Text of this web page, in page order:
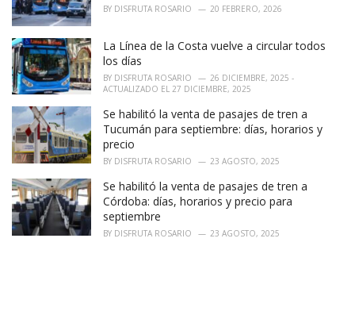
BY DISFRUTA ROSARIO 20 FEBRERO, 2026
La Línea de la Costa vuelve a circular todos
los días
BY DISFRUTA ROSARIO
26 DICIEMBRE, 2025 -
ACTUALIZADO EL 27 DICIEMBRE, 2025
Se habilitó la venta de pasajes de tren a
Tucumán para septiembre: días, horarios y
precio
BY DISFRUTA ROSARIO 23 AGOSTO, 2025
Se habilitó la venta de pasajes de tren a
Córdoba: días, horarios y precio para
septiembre
BY DISFRUTA ROSARIO 23 AGOSTO, 2025